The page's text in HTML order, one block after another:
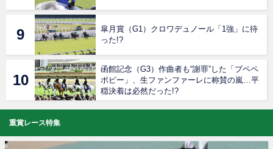
皐月賞（G1）クロワデュノール「1強」に待
った!?
函館記念（G3）作曲者も“謝罪”した「プペペ
ポピー」、生ファンファーレに称賛の嵐…平
穏決着は必然だった!?
重賞レース特集